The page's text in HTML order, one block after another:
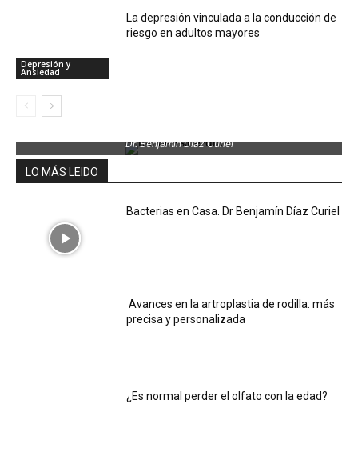
Depresión y
Ansiedad
La depresión vinculada a la conducción de
riesgo en adultos mayores
Dr. Benjamin Díaz Curiel
LO MÁS LEIDO
Bacterias en Casa. Dr Benjamín Díaz Curiel
Avances en la artroplastia de rodilla: más
precisa y personalizada
¿Es normal perder el olfato con la edad?